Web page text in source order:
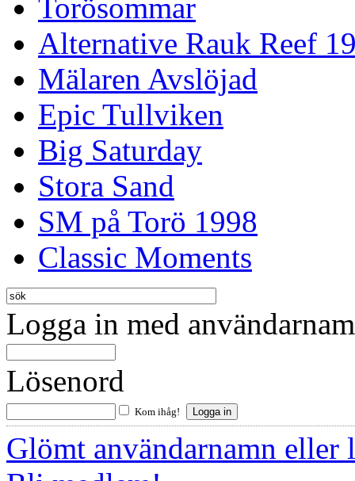
Torösommar
Alternative Rauk Reef
Mälaren Avslöjad
Epic Tullviken
Big Saturday
Stora Sand
SM på Torö 1998
Classic Moments
Logga in med
Lösenord
Kom ihåg!
Glömt användarnamn eller